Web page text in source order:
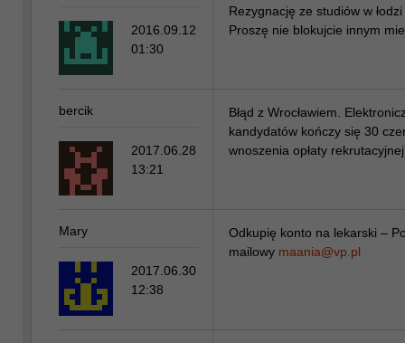
Rezygnację ze studiów w
Proszę nie blokujcie innym
2016.09.12
01:30
Błąd z Wrocławiem.
kandydatów kończy się 30
wnoszenia opłaty
bercik
2017.06.28
13:21
Odkupię konto na lekarski –
mailowy maania@vp.pl
Mary
2017.06.30
12:38